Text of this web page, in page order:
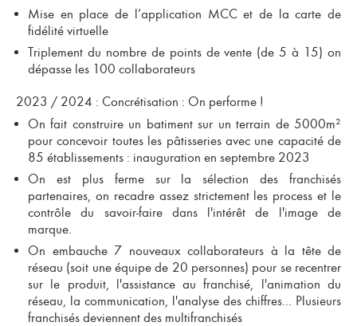
Mise en place de l’application MCC et de la carte de
fidélité virtuelle
Triplement du nombre de points de vente (de 5 à 15) on
dépasse les 100 collaborateurs
2023 / 2024 : Concrétisation : On performe !
On fait construire un batiment sur un terrain de 5000m²
pour concevoir toutes les pâtisseries avec une capacité de
85 établissements : inauguration en septembre 2023
On est plus ferme sur la sélection des franchisés
partenaires, on recadre assez strictement les process et le
contrôle du savoir-faire dans l'intérêt de l'image de
marque.
On embauche 7 nouveaux collaborateurs à la tête de
réseau (soit une équipe de 20 personnes) pour se recentrer
sur le produit, l'assistance au franchisé, l'animation du
réseau, la communication, l'analyse des chiffres... Plusieurs
franchisés deviennent des multifranchisés